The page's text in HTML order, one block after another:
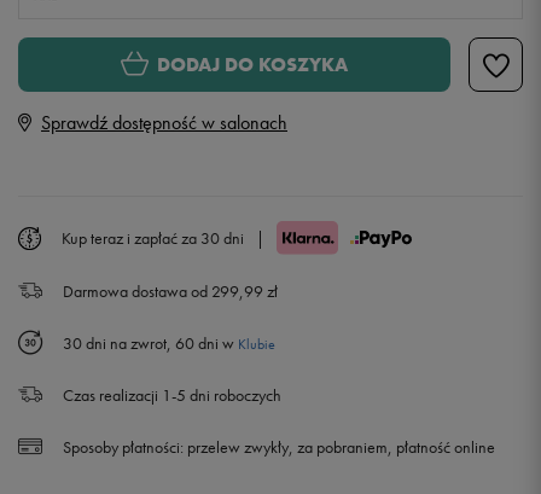
Powiadom o dostępności
M Powiadom o dostępności
XL Powiadom o dostępności
DODAJ DO KOSZYKA
Sprawdź dostępność w salonach
Kup teraz i zapłać za 30 dni |
Darmowa dostawa od 299,99 zł
30 dni na zwrot, 60 dni w Klubie
Czas realizacji 1-5 dni roboczych
Sposoby płatności: przelew zwykły, za pobraniem, płatność online